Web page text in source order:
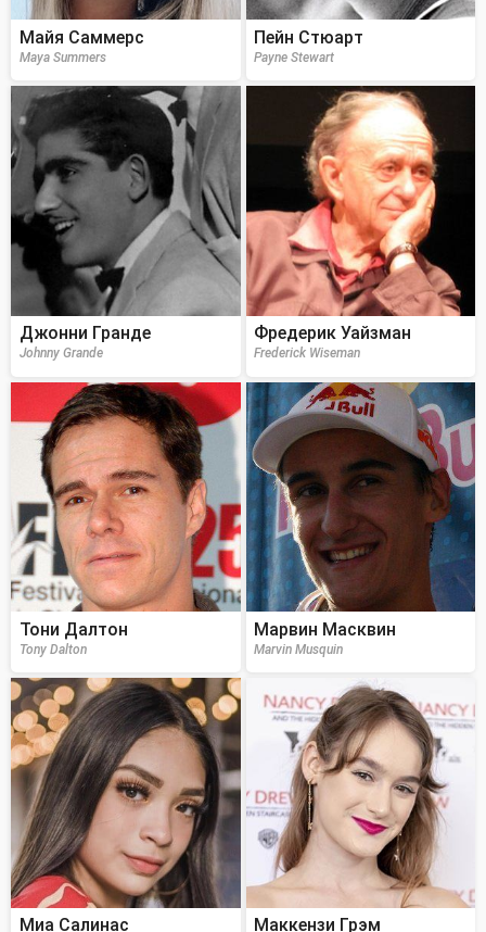
Майя Саммерс
Maya Summers
Пейн Стюарт
Payne Stewart
Джонни Гранде
Johnny Grande
Фредерик Уайзман
Frederick Wiseman
Тони Далтон
Tony Dalton
Марвин Масквин
Marvin Musquin
Миа Салинас Маккензи Грэм